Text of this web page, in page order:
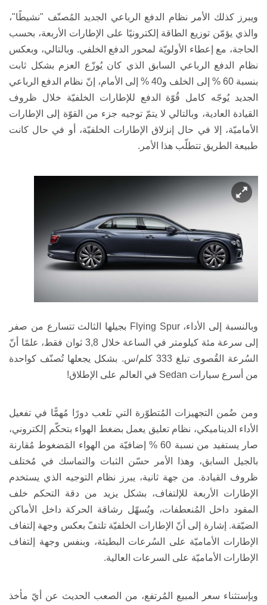
ويبرز كذلك الأمر نظام الدفع الرباعي الجديد المُصنّف "نشيطًا"،
والذي يؤمّن توزيع الطاقة إلكترونيًا على الإطارات الأربعة، بحسب
الحاجة، مع إعطاء الأولويّة لمحور الدفع الخلفي. وبالتالي، وبعكس
نظام الدفع الرباعي السابق الذي كان يُوزّع العزم بشكل ثابت
بنسبة 60 % إلى الخلف و40 % إلى الأمام، إنّ نظام الدفع الرباعي
الجديد يُوجّه كامل قُوّة الدفع للإطارات الخلفيّة خلال ظروف
القيادة العادية، وبالتالي لا يتمّ توجيه جزء من القوّة إلى الإطارات
الأماميّة، إلا في حال إنزلاق الإطارات الخلفيّة، أو في حال كانت
طبيعة الطريق تتطلّب هذا الأمر.
وبالنسبة إلى الأداء،Flying Spur بجيلها الثالث تتسارع من صفر
إلى سرعة مئة كيلومتر في الساعة خلال 3,8 ثوان فقط، علمًا أنّ
السُرعة القُصوى تبلغ 333 كلم/س. بشكل يجعلها تُصنّف كواحدة
من أسرع سيارات Sedan في العالم على الإطلاق!
ومن ضُمن التجهيزات المُتطوّرة التي تلعب دورًا مُهمًّا في تفعيل
الأداء الديناميكي، نظام تعليق يعمل بضغط الهواء بتحكّم إلكتروني،
صار يستفيد من نسبة 60 % إضافيّة من الهواء المَضغوط مُقارنة
بالجيل السابق، وهذا الأمر حسّن الثبات والتماسك في مُختلف
ظروف القيادة. من جهة ثانية، يبرز نظام التوجيه الذي يستخدم
الإطارات الأربعة للإلتفاف، بشكل يزيد من دقة التحكم خلف
المقود داخل المُنعطفات، ويُسهّل رشاقة الحركة داخل الأماكن
الضيّقة. إشارة إلى أنّ الإطارات الخلفيّة تلتفّ بعكس وجهة إلتفاف
الإطارات الأماميّة على السُرعات البطيئة، وبنفس وجهة إلتفاف
الإطارات الأماميّة على السرعات العالية.
وبإستثناء سعر المبيع المُرتفع، من الصعب الحديث عن أيّ مأخذ